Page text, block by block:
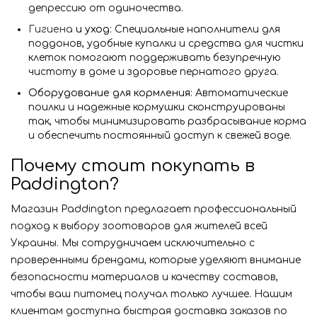
депрессию от одиночества.
Гигиена и уход: Специальные наполнители для
поддонов, удобные купалки и средства для чистки
клеток помогают поддерживать безупречную
чистоту в доме и здоровье пернатого друга.
Оборудование для кормления: Автоматические
поилки и надежные кормушки сконструированы
так, чтобы минимизировать разбрасывание корма
и обеспечить постоянный доступ к свежей воде.
Почему стоит покупать в
Paddington?
Магазин Paddington предлагает профессиональный
подход к выбору зоотоваров для жителей всей
Украины. Мы сотрудничаем исключительно с
проверенными брендами, которые уделяют внимание
безопасности материалов и качеству составов,
чтобы ваш питомец получал только лучшее. Нашим
клиентам доступна быстрая доставка заказов по